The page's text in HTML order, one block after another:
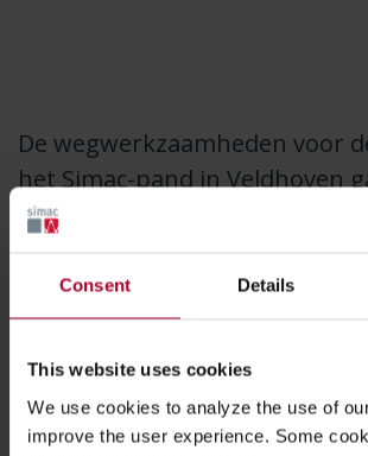
Consent Details
This website uses cookies
We use cookies to analyze the use of
improve the user experience. Some
De wegwerkzaamheden voor
het Simac-pand in Veldhoven
laatste fase in. Vanaf 31 juli
rijbanen voor het autoverkeer
van een vrijliggend fiets-/
een afspraak op ons kantoor?
vooraf hoe u ons kunt bereiken.